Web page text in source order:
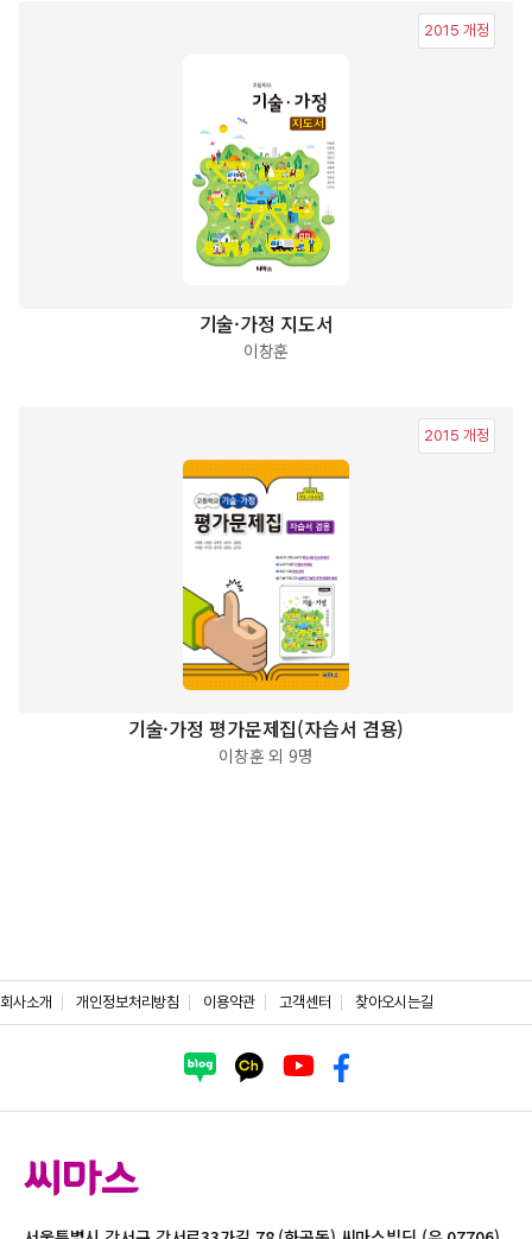
2015 개정
기술·가정 지도서
이창훈
2015 개정
기술·가정 평가문제집(자습서 겸용)
이창훈 외 9명
회사소개 개인정보처리방침 이용약관 고객센터 찾아오시는길